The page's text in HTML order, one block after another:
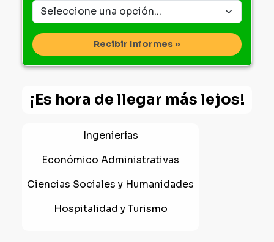
¡Es hora de llegar más lejos!
Ingenierías
Económico Administrativas
Ciencias Sociales y Humanidades
Hospitalidad y Turismo
Recibir Informes »